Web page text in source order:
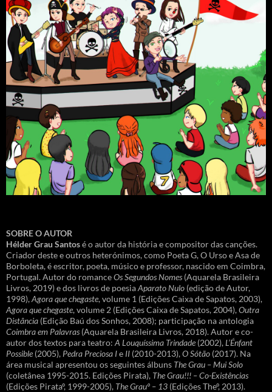
SOBRE O AUTOR
Hélder Grau Santosé o autor da história e compositor das canções.
Criador deste e outros heterónimos, como Poeta G, O Urso e Asa de
Borboleta, é escritor, poeta, músico e professor, nascido em Coimbra,
Portugal. Autor do romanceOs Segundos Nomes (Aquarela Brasileira
Livros, 2019) e dos livros de poesiaAparato Nulo (edição de Autor,
1998),Agora que chegaste, volume 1 (Edições Caixa de Sapatos, 2003),
Agora que chegaste, volume 2 (Edições Caixa de Sapatos, 2004),Outra
Distância (Edição Baú dos Sonhos, 2008); participação na antologia
Coimbra em Palavras (Aquarela Brasileira Livros, 2018). Autor e co-
autor dos textos para teatro: A Louquíssima Trindade (2002),L’Énfant
Possible (2005), Pedra Preciosa Ie II (2010-2013),O Sótão (2017). Na
área musical apresentou os seguintes álbuns The Grau – Mui Solo
(coletânea 1995-2015. Edições Pirata), The Grau!!! – Co-Existências
(Edições Pirataº, 1999-2005), The Grauº – 13 (Edições Theº, 2013).